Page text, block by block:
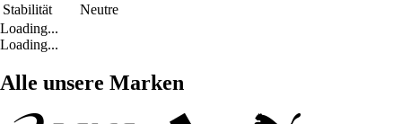
Stabilität
Neutre
Loading...
Loading...
Alle unsere Marken